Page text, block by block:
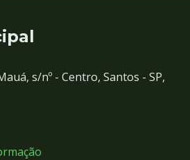
s/nº - Centro, Santos - SP,